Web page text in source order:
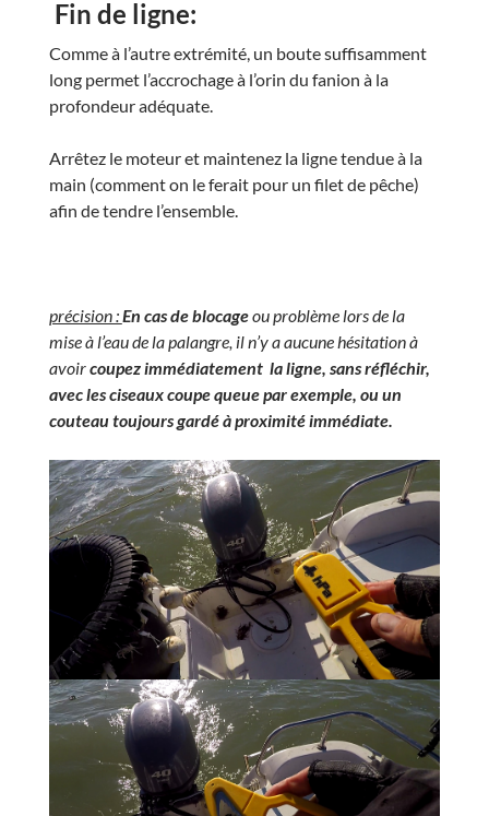
Fin de ligne:
Comme à l’autre extrémité, un boute suffisamment
long permet l’accrochage à l’orin du fanion à la
profondeur adéquate.
Arrêtez le moteur et maintenez la ligne tendue à la
main (comment on le ferait pour un filet de pêche)
afin de tendre l’ensemble.
précision :En cas de blocageou problème lors de la
mise à l’eau de la palangre, il n’y a aucune hésitation à
avoircoupez immédiatement la ligne, sans réfléchir,
avec les ciseaux coupe queue par exemple, ou un
couteau toujours gardé à proximité immédiate.